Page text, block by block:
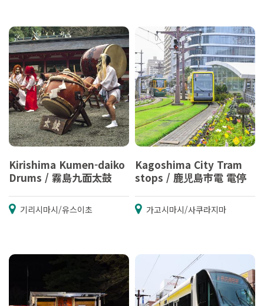
Kirishima Kumen-daiko
Drums / 霧島九面太鼓
기리시마시/유스이초
Kagoshima City Tram
stops / 鹿児島市電 電停
가고시마시/사쿠라지마